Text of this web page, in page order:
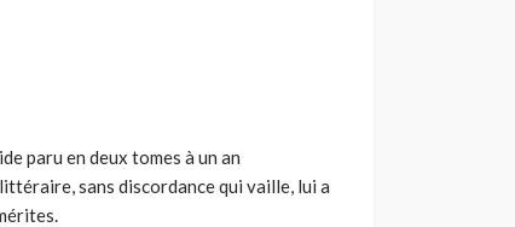
paru en deux tomes à un an
sans discordance qui vaille, lui a